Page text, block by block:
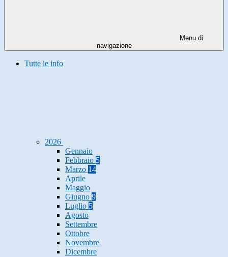
Menu di
navigazione
Tutte le info
2026
Gennaio
Febbraio 5
Marzo 14
Aprile
Maggio
Giugno 9
Luglio 5
Agosto
Settembre
Ottobre
Novembre
Dicembre